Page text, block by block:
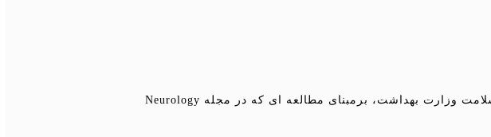
به گزارش مدل کودک به نقل از خبرگزاری مشرق و بنابر اعلام دفتر آموزش و پیشرفت سلامت وزارت بهداشت، برمبنای مطالعه ای که در مجله Neurology